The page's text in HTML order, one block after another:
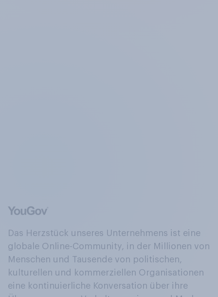
Das Herzstück unseres Unternehmens ist eine
globale Online-Community, in der Millionen von
Menschen und Tausende von politischen,
kulturellen und kommerziellen Organisationen
eine kontinuierliche Konversation über ihre